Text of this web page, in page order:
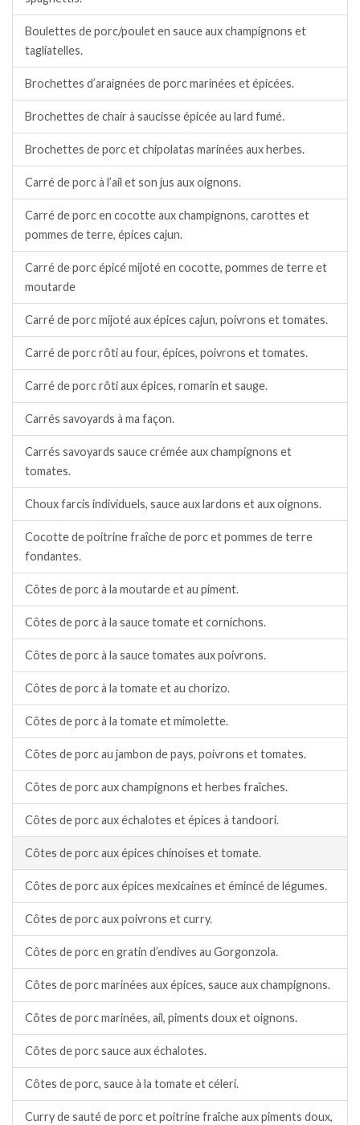
Boulettes de porc/poulet en sauce aux champignons et
tagliatelles.
Brochettes d’araignées de porc marinées et épicées.
Brochettes de chair à saucisse épicée au lard fumé.
Brochettes de porc et chipolatas marinées aux herbes.
Carré de porc à l’ail et son jus aux oignons.
Carré de porc en cocotte aux champignons, carottes et
pommes de terre, épices cajun.
Carré de porc épicé mijoté en cocotte, pommes de terre et
moutarde
Carré de porc mijoté aux épices cajun, poivrons et tomates.
Carré de porc rôti au four, épices, poivrons et tomates.
Carré de porc rôti aux épices, romarin et sauge.
Carrés savoyards à ma façon.
Carrés savoyards sauce crémée aux champignons et
tomates.
Choux farcis individuels, sauce aux lardons et aux oignons.
Cocotte de poitrine fraîche de porc et pommes de terre
fondantes.
Côtes de porc à la moutarde et au piment.
Côtes de porc à la sauce tomate et cornichons.
Côtes de porc à la sauce tomates aux poivrons.
Côtes de porc à la tomate et au chorizo.
Côtes de porc à la tomate et mimolette.
Côtes de porc au jambon de pays, poivrons et tomates.
Côtes de porc aux champignons et herbes fraîches.
Côtes de porc aux échalotes et épices à tandoori.
Côtes de porc aux épices chinoises et tomate.
Côtes de porc aux épices mexicaines et émincé de légumes.
Côtes de porc aux poivrons et curry.
Côtes de porc en gratin d’endives au Gorgonzola.
Côtes de porc marinées aux épices, sauce aux champignons.
Côtes de porc marinées, ail, piments doux et oignons.
Côtes de porc sauce aux échalotes.
Côtes de porc, sauce à la tomate et céleri.
Curry de sauté de porc et poitrine fraîche aux piments doux,